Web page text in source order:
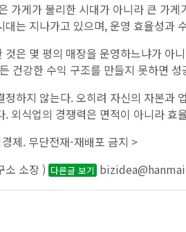
가게가 불리한 시대가 아니라 큰 가
대는 지나가고 있으며, 운영 효율성과
것은 몇 평의 매장을 운영하느냐가 아
건강한 수익 구조를 만들지 못하면 성
정하지 않는다. 오히려 자신의 자본과
. 외식업의 경쟁력은 면적이 아니라
제. 무단전재-재배포 금지 >
소 소장 ) 다른글 보기